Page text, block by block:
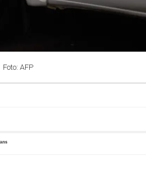
Foto: AFP